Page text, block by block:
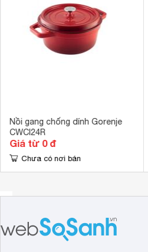
Hai tấm bắc nồi được tặng
Nồi gang chống dính Gorenje
CWCI24R
Giá từ 0 đ
Chưa có nơi bán